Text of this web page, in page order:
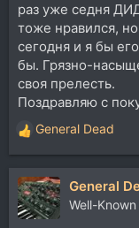
раз уже седня
тоже нравился,
сегодня и я бы
бы. Грязно-
своя прелесть.
Поздравляю с
Р
е
а
к
ц
и
General Dead
General
Well-